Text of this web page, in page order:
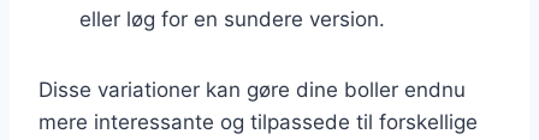
eller løg for en sundere version.
Disse variationer kan gøre dine boller endnu
mere interessante og tilpassede til forskellige